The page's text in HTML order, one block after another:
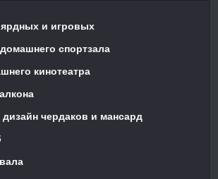
и игровых
спортзала
кинотеатра
чердаков и мансард